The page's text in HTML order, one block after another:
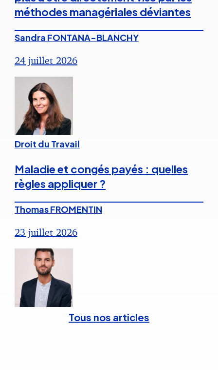
méthodes managériales déviantes
Sandra FONTANA-BLANCHY
24 juillet 2026
Droit du Travail
Maladie et congés payés : quelles
règles appliquer ?
Thomas FROMENTIN
23 juillet 2026
Tous nos articles